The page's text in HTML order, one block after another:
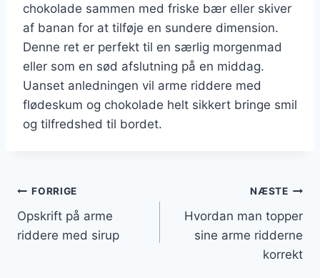
chokolade sammen med friske bær eller skiver
af banan for at tilføje en sundere dimension.
Denne ret er perfekt til en særlig morgenmad
eller som en sød afslutning på en middag.
Uanset anledningen vil arme riddere med
flødeskum og chokolade helt sikkert bringe smil
og tilfredshed til bordet.
Indlægsnavigation
FORRIGE
Opskrift på arme
riddere med sirup
NÆSTE
Hvordan man topper
sine arme ridderne
korrekt